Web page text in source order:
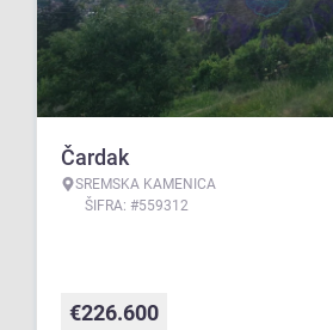
Čardak
SREMSKA KAMENICA
ŠIFRA: #559312
€226.600